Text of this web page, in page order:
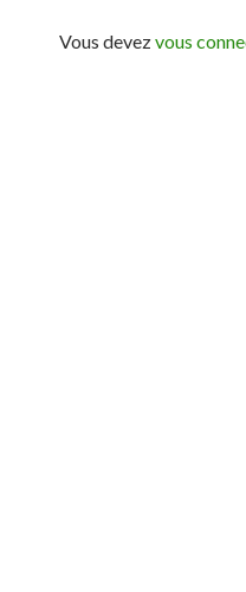
Vous devezvous